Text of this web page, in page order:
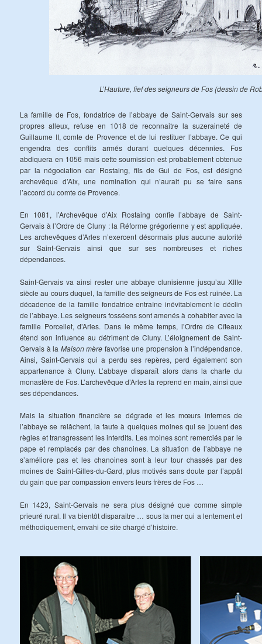
L’Hauture, fief des seigneurs de Fos (dessin de
La famille de Fos, fondatrice de l’abbaye de Saint-Gervais sur ses
propres alleux, refuse en 1018 de reconnaitre la suzeraineté de
Guillaume II, comte de Provence et de lui restituer l’abbaye. Ce qui
engendra des conflits armés durant quelques décennies. Fos
abdiquera en 1056 mais cette soumission est probablement obtenue
par la négociation car Rostaing, fils de Gui de Fos, est désigné
archevêque d’Aix, une nomination qui n’aurait pu se faire sans
l’accord du comte de Provence.
En 1081, l’Archevêque d’Aix Rostaing confie l’abbaye de Saint-
Gervais à l’Ordre de Cluny : la Réforme grégorienne y est appliquée.
Les archevêques d’Arles n’exercent désormais plus aucune autorité
sur Saint-Gervais ainsi que sur ses nombreuses et riches
dépendances.
Saint-Gervais va ainsi rester une abbaye clunisienne jusqu’au XIIIe
siècle au cours duquel, la famille des seigneurs de Fos est ruinée. La
décadence de la famille fondatrice entraîne inévitablement le déclin
de l’abbaye. Les seigneurs fosséens sont amenés à cohabiter avec la
famille Porcellet, d’Arles. Dans le même temps, l’Ordre de Cîteaux
étend son influence au détriment de Cluny. L’éloignement de Saint-
Gervais à la Maison mère favorise une propension à l’indépendance.
Ainsi, Saint-Gervais qui a perdu ses repères, perd également son
appartenance à Cluny. L’abbaye disparaît alors dans la charte du
monastère de Fos. L’archevêque d’Arles la reprend en main, ainsi que
ses dépendances.
Mais la situation financière se dégrade et les mœurs internes de
l’abbaye se relâchent, la faute à quelques moines qui se jouent des
règles et transgressent les interdits. Les moines sont remerciés par le
pape et remplacés par des chanoines. La situation de l’abbaye ne
s’améliore pas et les chanoines sont à leur tour chassés par des
moines de Saint-Gilles-du-Gard, plus motivés sans doute par l’appât
du gain que par compassion envers leurs frères de Fos …
En 1423, Saint-Gervais ne sera plus désigné que comme simple
prieuré rural. Il va bientôt disparaitre … sous la mer qui a lentement et
méthodiquement, envahi ce site chargé d’histoire.